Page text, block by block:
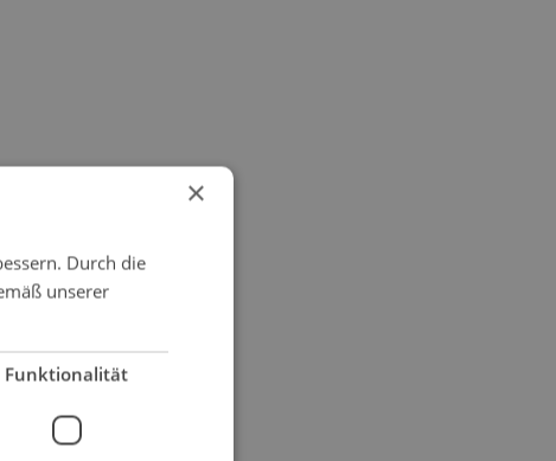
×
Durch die
unserer
Funktionalität